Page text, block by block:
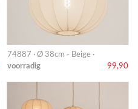
74887 · Ø 38cm - Beige ·
voorradig
99,90